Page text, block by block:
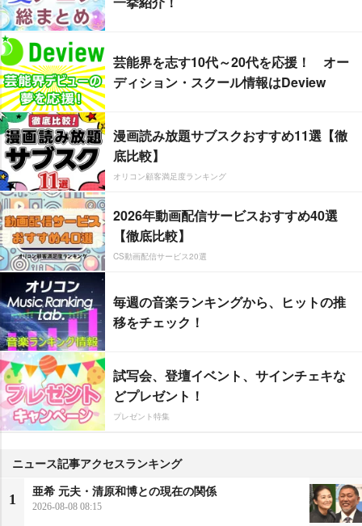
芸能界を志す10代～20代を応援！ オー
ディション・スクール情報はDeview
漫画読み放題サブスクおすすめ11選【徹
底比較】
オリコン顧客満足度ランキング
2026年動画配信サービスおすすめ40選
【徹底比較】
CS動画配信サービス20選
毎週の音楽ランキングから、ヒットの推
移をチェック！
試写会、登壇イベント、サインチェキな
どプレゼント！
プレゼント特集
ニュース記事アクセスランキング
1
亜希 元夫・清原和博との現在の関係
2026-08-08 08:15